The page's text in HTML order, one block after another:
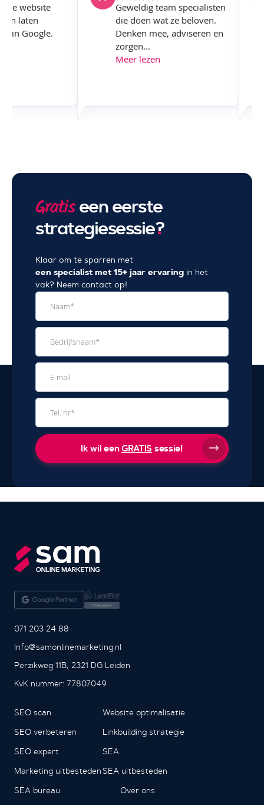
website
en laten
in Google.
Geweldig team specialisten
die doen wat ze beloven.
Denken mee, adviseren en
zorgen...
Meer lezen
Gratiseen eerste
strategiesessie?
Klaar om te sparren met
een specialist met 15+ jaar ervaring in het
vak? Neem contact op!
Ik wil eenGRATIS sessie!
071 203 24 88
Info@samonlinemarketing.nl
Perzikweg 11B, 2321 DG Leiden
KvK nummer: 77807049
SEO scan
SEO verbeteren
SEO expert
Marketing uitbesteden
Website optimalisatie
Linkbuilding strategie
SEA
SEA uitbesteden
SEA bureau
Over ons